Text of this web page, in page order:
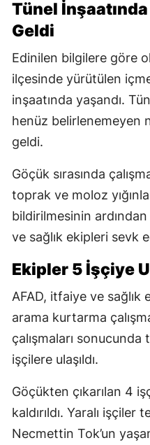
Tünel
Geldi
Edinilen bilgilere göre
ilçesinde yürütülen
inşaatında yaşandı.
henüz belirlenemeyen
geldi.
Göçük sırasında
toprak ve moloz
bildirilmesinin
ve sağlık ekipleri sevk
Ekipler 5 İşçiye
AFAD, itfaiye ve
arama kurtarma
çalışmaları
işçilere ulaşıldı.
Göçükten çıkarılan 4
kaldırıldı. Yaralı işçiler
Necmettin Tok’un